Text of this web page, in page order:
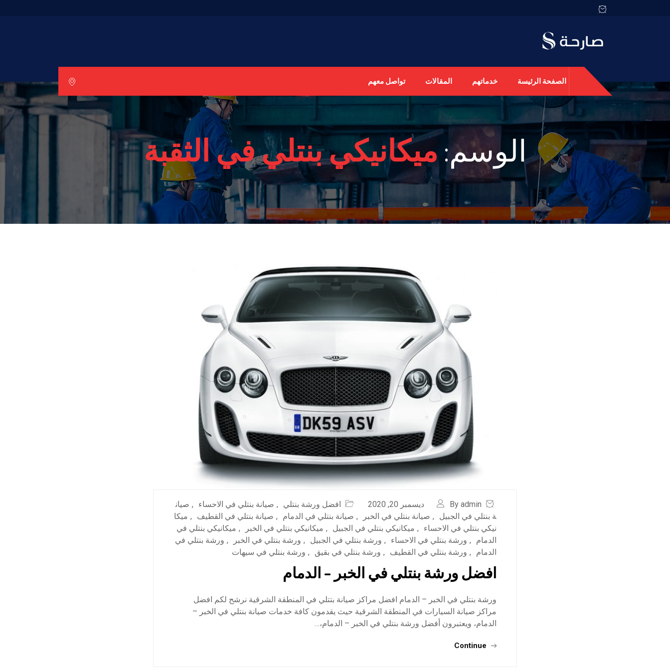
الصفحة الرئيسة خدماتهم المقالات تواصل معهم
الوسم:ميكانيكي بنتلي في الثقبة
By admin ديسمبر 20, 2020 افضل ورشة بنتلي , صيانة بنتلي في الاحساء , صيان
ة بنتلي في الجبيل
, صيانة بنتلي في الخبر , صيانة بنتلي في الدمام , صيانة بنتلي في القطيف , ميكا
نيكي بنتلي في الاحساء
, ميكانيكي بنتلي في الجبيل , ميكانيكي بنتلي في الخبر , ميكانيكي بنتلي في
الدمام
, ورشة بنتلي في الاحساء , ورشة بنتلي في الجبيل , ورشة بنتلي في الخبر , ورشة بنتلي في
الدمام
, ورشة بنتلي في القطيف , ورشة بنتلي في بقيق , ورشة بنتلي في سيهات
افضل ورشة بنتلي في الخبر – الدمام
ورشة بنتلي في الخبر – الدمام افضل مراكز صيانة بتتلي في المنطقة الشرقية نرشح لكم افضل
مراكز صيانة السيارات في المنطقة الشرقية حيث يقدمون كافة خدمات صيانة بنتلي في الخبر –
الدمام، ويعتبرون أفضل ورشة بنتلي في الخبر – الدمام،…
Continue